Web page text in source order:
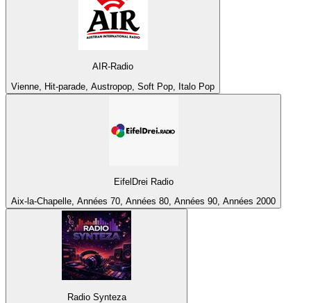
AIR-Radio
Vienne, Hit-parade, Austropop, Soft Pop, Italo Pop
EifelDrei Radio
Aix-la-Chapelle, Années 70, Années 80, Années 90, Années 2000
Radio Synteza